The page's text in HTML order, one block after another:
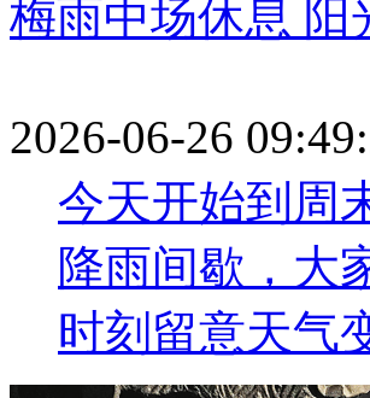
梅雨中场休息 阳
2026-06-26
今天开始到周
降雨间歇，大
时刻留意天气